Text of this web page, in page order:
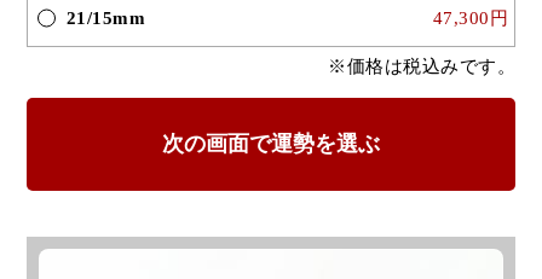
21/15mm 47,300円
※価格は税込みです。